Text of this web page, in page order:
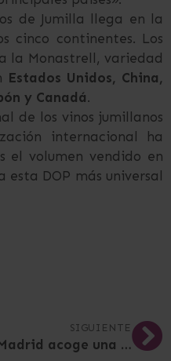
de Jumilla llega en la
cinco continentes. Los
la Monastrell, variedad
Estados Unidos, China,
y Canadá.
de los vinos jumillanos
internacional ha
el volumen vendido en
esta DOP más universal
SIGUIENTE
Madrid acoge una nueva presentación de los mejores vinos de Jumilla